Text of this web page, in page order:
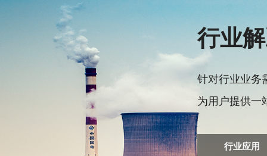
行业
针对行业业务
为用户提供一
行业应用